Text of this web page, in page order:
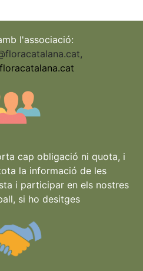
l'associació:
,
cap obligació ni quota, i
la informació de les
i participar en els nostres
si ho desitges